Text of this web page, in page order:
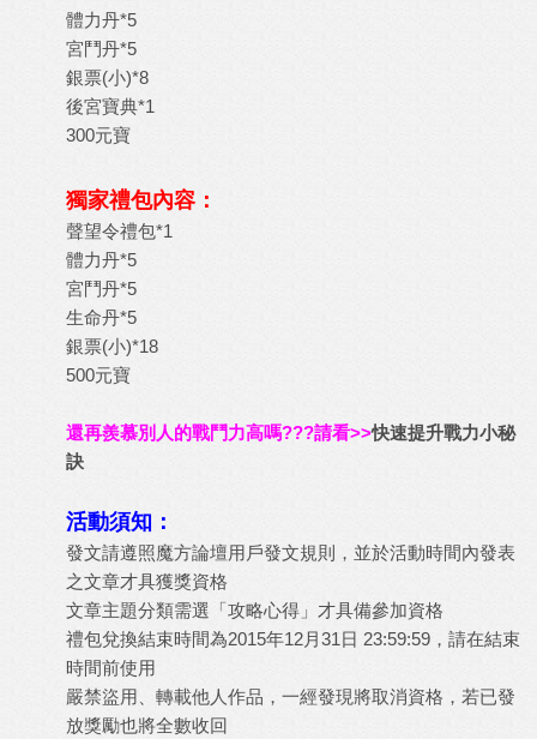
體力丹*5
宮鬥丹*5
銀票(小)*8
後宮寶典*1
300元寶
獨家禮包內容：
聲望令禮包*1
體力丹*5
宮鬥丹*5
生命丹*5
銀票(小)*18
500元寶
還再羨慕別人的戰鬥力高嗎???請看>>快速提升戰力小秘
訣
活動須知：
發文請遵照魔方論壇用戶發文規則，並於活動時間內發表
之文章才具獲獎資格
文章主題分類需選「攻略心得」才具備參加資格
禮包兌換結束時間為2015年12月31日 23:59:59，請在結束
時間前使用
嚴禁盜用、轉載他人作品，一經發現將取消資格，若已發
放獎勵也將全數收回